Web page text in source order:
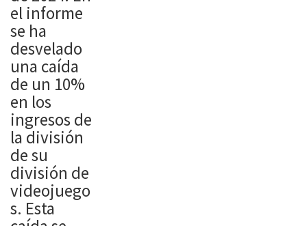
s como
‘Survival
horror’. A
día de hoy
aún sigo
encontran
do refugio
de vez en
cuando en
las cámaras
fijas, los
controles
toscos y la
el informe
se ha
desvelado
una caída
de un 10%
en los
ingresos de
la división
de su
división de
videojuego
s. Esta